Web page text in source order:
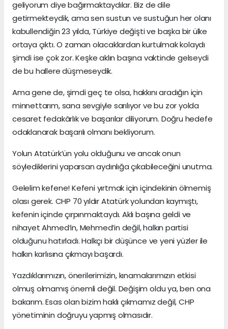
geliyorum diye bağırmaktaydılar. Biz de dile
getirmekteydik, ama sen sustun ve sustuğun her olanı
kabullendiğin 23 yılda, Türkiye değişti ve başka bir ülke
ortaya çıktı. O zaman olacaklardan kurtulmak kolaydı
şimdi ise çok zor. Keşke aklın başına vaktinde gelseydi
de bu hallere düşmeseydik.
Ama gene de, şimdi geç te olsa, hakkını aradığın için
minnettarım, sana sevgiyle sarılıyor ve bu zor yolda
cesaret fedakârlık ve başarılar diliyorum. Doğru hedefe
odaklanarak başarılı olmanı bekliyorum.
Yolun Atatürk’ün yolu olduğunu ve ancak onun
söylediklerini yaparsan aydınlığa çıkabileceğini unutma.
Gelelim kefene! Kefeni yırtmak için içindekinin ölmemiş
olası gerek. CHP 70 yıldır Atatürk yolundan kaymıştı,
kefenin içinde çırpınmaktaydı. Aklı başına geldi ve
nihayet Ahmed’in, Mehmed’in değil, halkın partisi
olduğunu hatırladı. Halkçı bir düşünce ve yeni yüzler ile
halkın karlısına çıkmayı başardı.
Yazdıklarımızın, önerilerimizin, kınamalarımızın etkisi
olmuş olmamış önemli değil. Değişim oldu ya, ben ona
bakarım. Esas olan bizim haklı çıkmamız değil, CHP
yönetiminin doğruyu yapmış olmasıdır.